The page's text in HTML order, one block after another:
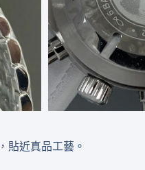
貼近真品工藝。